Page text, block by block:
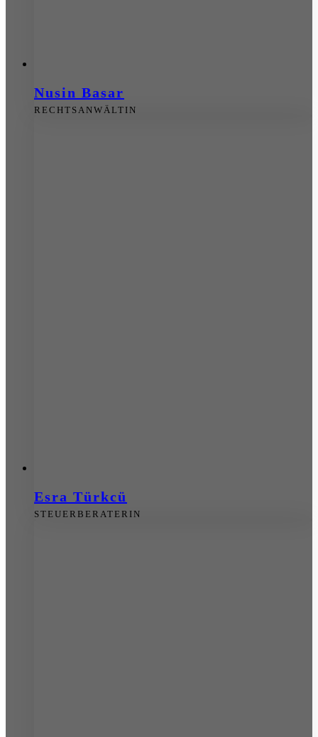
Nusin Basar
RECHTSANWÄLTIN
Esra Türkcü
STEUERBERATERIN